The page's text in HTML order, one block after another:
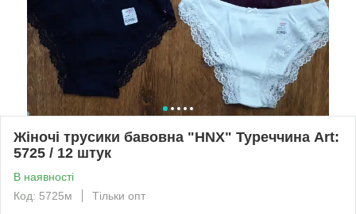
Жіночі трусики бавовна "HNX" Туреччина Art:
5725 / 12 штук
В наявності
Код: 5725м
Тільки опт